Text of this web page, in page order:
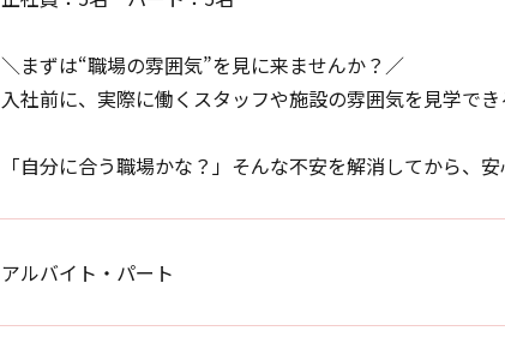
＼まずは“職場の雰囲気”を見に来ませんか？／
入社前に、実際に働くスタッフや施設の雰囲気を見学でき
「自分に合う職場かな？」そんな不安を解消してから、
アルバイト・パート